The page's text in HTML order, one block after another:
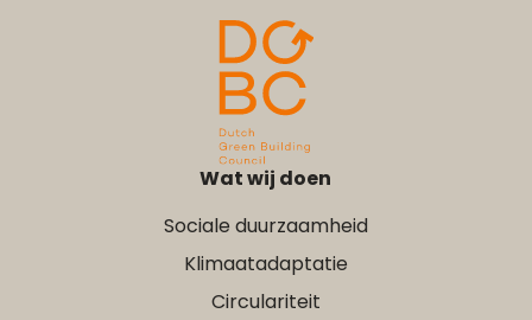
Wat wij doen
Sociale duurzaamheid
Klimaatadaptatie
Circulariteit